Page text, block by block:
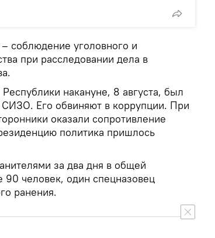
соблюдение уголовного и
при расследовании дела в
накануне, 8 августа, был
СИЗО. Его обвиняют в коррупции. При
оказали сопротивление
политика пришлось
за два дня в общей
человек, один спецназовец
ранения.